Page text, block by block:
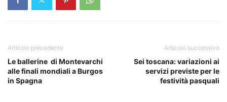
Articolo precedente
Le ballerine di Montevarchi
alle finali mondiali a Burgos
in Spagna
Articolo successivo
Sei toscana: variazioni ai
servizi previste per le
festività pasquali